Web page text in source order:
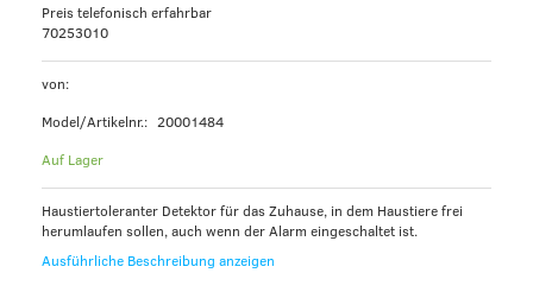
Preis telefonisch erfahrbar
70253010
von:
Model/Artikelnr.: 20001484
Auf Lager
Haustiertoleranter Detektor für das Zuhause, in dem Haustiere frei
herumlaufen sollen, auch wenn der Alarm eingeschaltet ist.
Ausführliche Beschreibung anzeigen